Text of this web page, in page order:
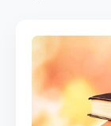
ДОКУМЕНТЫ